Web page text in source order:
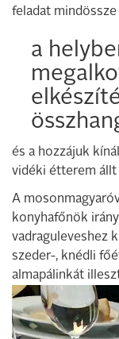
feladat mindössze
a
és a hozzájuk
vidéki étterem állt
A
konyhafőnök
vadraguleveshez
szeder-, knédli
almapálinkát